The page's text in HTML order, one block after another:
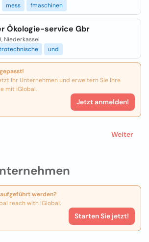
werden?
reach with iGlobal.
Starten Sie jetzt!
mess fmaschinen
Ökologie-service Gbr
Niederkassel
und
Ihr Unternehmen und erweitern Sie Ihre
mit iGlobal.
Jetzt anmelden!
Weiter